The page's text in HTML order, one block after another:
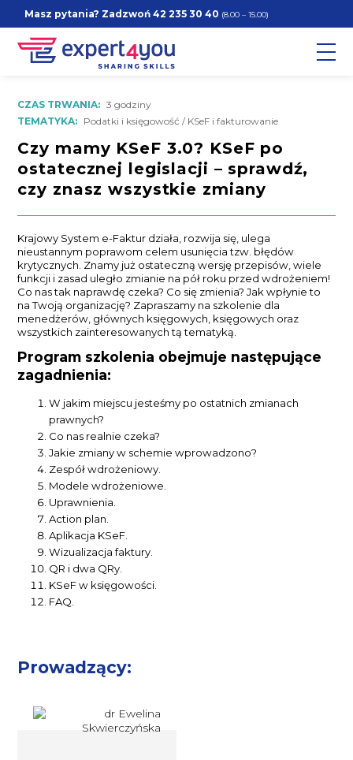
Masz pytania? Zadzwoń42 235 30 40 (8.00 – 15.00)
CZAS TRWANIA: 3 godziny
TEMATYKA: Podatki i księgowość / KSeF i fakturowanie
Czy mamy KSeF 3.0? KSeF po
ostatecznej legislacji – sprawdź,
czy znasz wszystkie zmiany
Krajowy System e-Faktur działa, rozwija się, ulega
nieustannym poprawom celem usunięcia tzw. błędów
krytycznych. Znamy już ostateczną wersję przepisów, wiele
funkcji i zasad uległo zmianie na pół roku przed wdrożeniem!
Co nas tak naprawdę czeka? Co się zmienia? Jak wpłynie to
na Twoją organizację? Zapraszamy na szkolenie dla
menedżerów, głównych księgowych, księgowych oraz
wszystkich zainteresowanych tą tematyką.
Program szkolenia obejmuje następujące
zagadnienia:
W jakim miejscu jesteśmy po ostatnich zmianach
prawnych?
Co nas realnie czeka?
Jakie zmiany w schemie wprowadzono?
Zespół wdrożeniowy.
Modele wdrożeniowe.
Uprawnienia.
Action plan.
Aplikacja KSeF.
Wizualizacja faktury.
QR i dwa QRy.
KSeF w księgowości.
FAQ.
Prowadzący: